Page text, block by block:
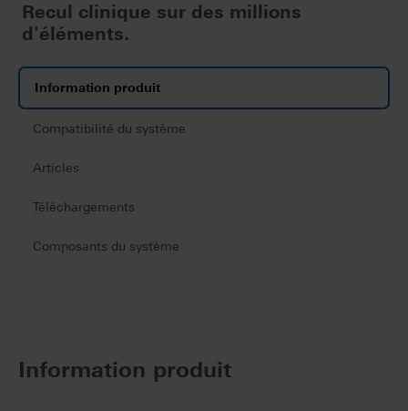
Recul clinique sur des millions
d'éléments.
Information produit
Compatibilité du système
Articles
Téléchargements
Composants du système
Information produit